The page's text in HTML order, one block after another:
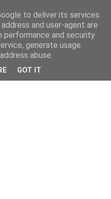
to deliver its services
and user-agent are
performance and security
generate usage
abuse.
GOT IT